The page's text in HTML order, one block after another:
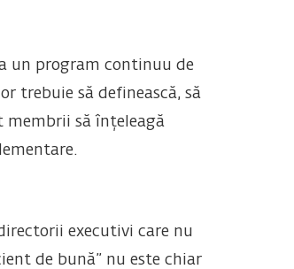
un program continuu de
trebuie să definească, să
membrii să înțeleagă
executivi care nu
de bună” nu este chiar